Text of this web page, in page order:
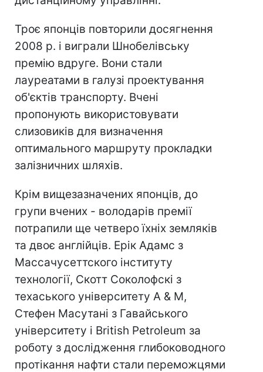
Троє японців повторили досягнення
2008 р. і виграли Шнобелівську
премію вдруге. Вони стали
лауреатами в галузі проектування
об'єктів транспорту. Вчені
пропонують використовувати
слизовиків для визначення
оптимального маршруту прокладки
залізничних шляхів.
Крім вищезазначених японців, до
групи вчених - володарів премії
потрапили ще четверо їхніх земляків
та двоє англійців. Ерік Адамс з
Массачусеттского інституту
технології, Скотт Соколофскі з
техаського університету А & М,
Стефен Масутані з Гавайського
університету і British Petroleum за
роботу з дослідження глибоководного
протікання нафти стали переможцями